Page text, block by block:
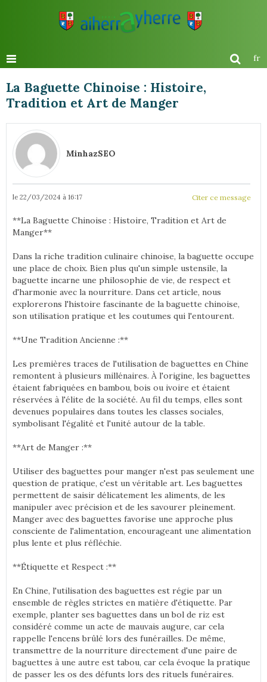
fr
La Baguette Chinoise : Histoire,
Tradition et Art de Manger
MinhazSEO
le 22/03/2024 à 16:17 Citer ce message
**La Baguette Chinoise : Histoire, Tradition et Art de
Manger**
Dans la riche tradition culinaire chinoise, la baguette occupe
une place de choix. Bien plus qu'un simple ustensile, la
baguette incarne une philosophie de vie, de respect et
d'harmonie avec la nourriture. Dans cet article, nous
explorerons l'histoire fascinante de la baguette chinoise,
son utilisation pratique et les coutumes qui l'entourent.
**Une Tradition Ancienne :**
Les premières traces de l'utilisation de baguettes en Chine
remontent à plusieurs millénaires. À l'origine, les baguettes
étaient fabriquées en bambou, bois ou ivoire et étaient
réservées à l'élite de la société. Au fil du temps, elles sont
devenues populaires dans toutes les classes sociales,
symbolisant l'égalité et l'unité autour de la table.
**Art de Manger :**
Utiliser des baguettes pour manger n'est pas seulement une
question de pratique, c'est un véritable art. Les baguettes
permettent de saisir délicatement les aliments, de les
manipuler avec précision et de les savourer pleinement.
Manger avec des baguettes favorise une approche plus
consciente de l'alimentation, encourageant une alimentation
plus lente et plus réfléchie.
**Étiquette et Respect :**
En Chine, l'utilisation des baguettes est régie par un
ensemble de règles strictes en matière d'étiquette. Par
exemple, planter ses baguettes dans un bol de riz est
considéré comme un acte de mauvais augure, car cela
rappelle l'encens brûlé lors des funérailles. De même,
transmettre de la nourriture directement d'une paire de
baguettes à une autre est tabou, car cela évoque la pratique
de passer les os des défunts lors des rituels funéraires.